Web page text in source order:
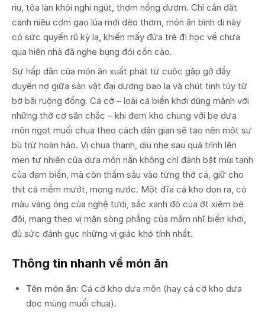
riu, tỏa làn khói nghi ngút, thơm nồng đượm. Chỉ cần đặt
cạnh niêu cơm gạo lúa mới dẻo thơm, món ăn bình dị này
có sức quyến rũ kỳ lạ, khiến mấy đứa trẻ đi học về chưa
qua hiên nhà đã nghe bụng đói cồn cào.
Sự hấp dẫn của món ăn xuất phát từ cuộc gặp gỡ đầy
duyên nợ giữa sản vật đại dương bao la và chút tinh túy từ
bờ bãi ruộng đồng. Cá cờ – loài cá biển khơi dũng mãnh với
những thớ cơ săn chắc – khi đem kho chung với bẹ dưa
môn ngọt muối chua theo cách dân gian sẽ tạo nên một sự
bù trừ hoàn hảo. Vị chua thanh, dịu nhẹ sau quá trình lên
men tự nhiên của dưa môn nần không chỉ đánh bật mùi tanh
của đạm biển, mà còn thấm sâu vào từng thớ cá, giữ cho
thịt cá mềm mướt, mọng nước. Một đĩa cá kho dọn ra, có
màu vàng óng của nghệ tươi, sắc xanh đỏ của ớt xiêm bẻ
đôi, mang theo vị mặn sòng phẳng của mắm nhĩ biển khơi,
đủ sức đánh gục những vị giác khó tính nhất.
Thông tin nhanh về món ăn
Tên món ăn: Cá cờ kho dưa môn (hay cá cờ kho dưa
dọc mùng muối chua).